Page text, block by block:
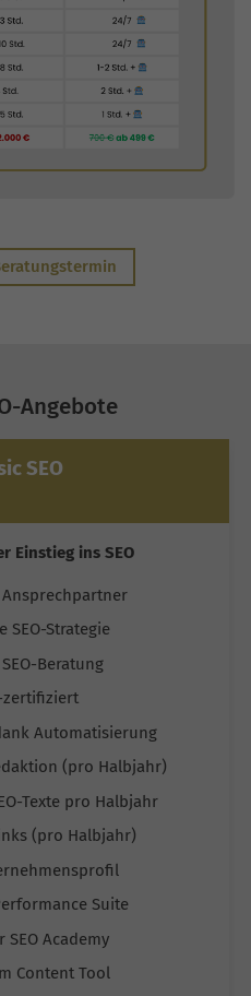
Angebote
SEO
Einstieg ins SEO
Strategie
Beratung
zertifiziert
Automatisierung
(pro Halbjahr)
Texte pro Halbjahr
(pro Halbjahr)
Suite
Academy
Content Tool